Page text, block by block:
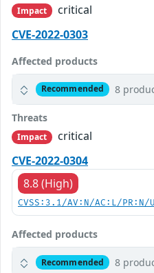
Impact
critical
CVE-2022-0303
Affected products
Recommended 8
Threats
Impact
critical
CVE-2022-0304
8.8 (High)
CVSS:3.1/AV:N/AC:L/
Affected products
Recommended 8